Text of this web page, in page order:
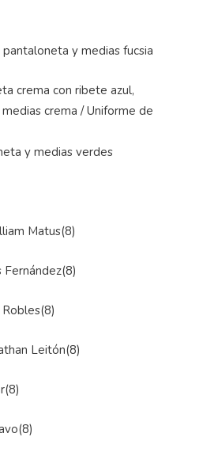
y medias fucsia
crema con ribete azul,
crema / Uniforme de
y medias verdes
Matus(8)
Leitón(8)